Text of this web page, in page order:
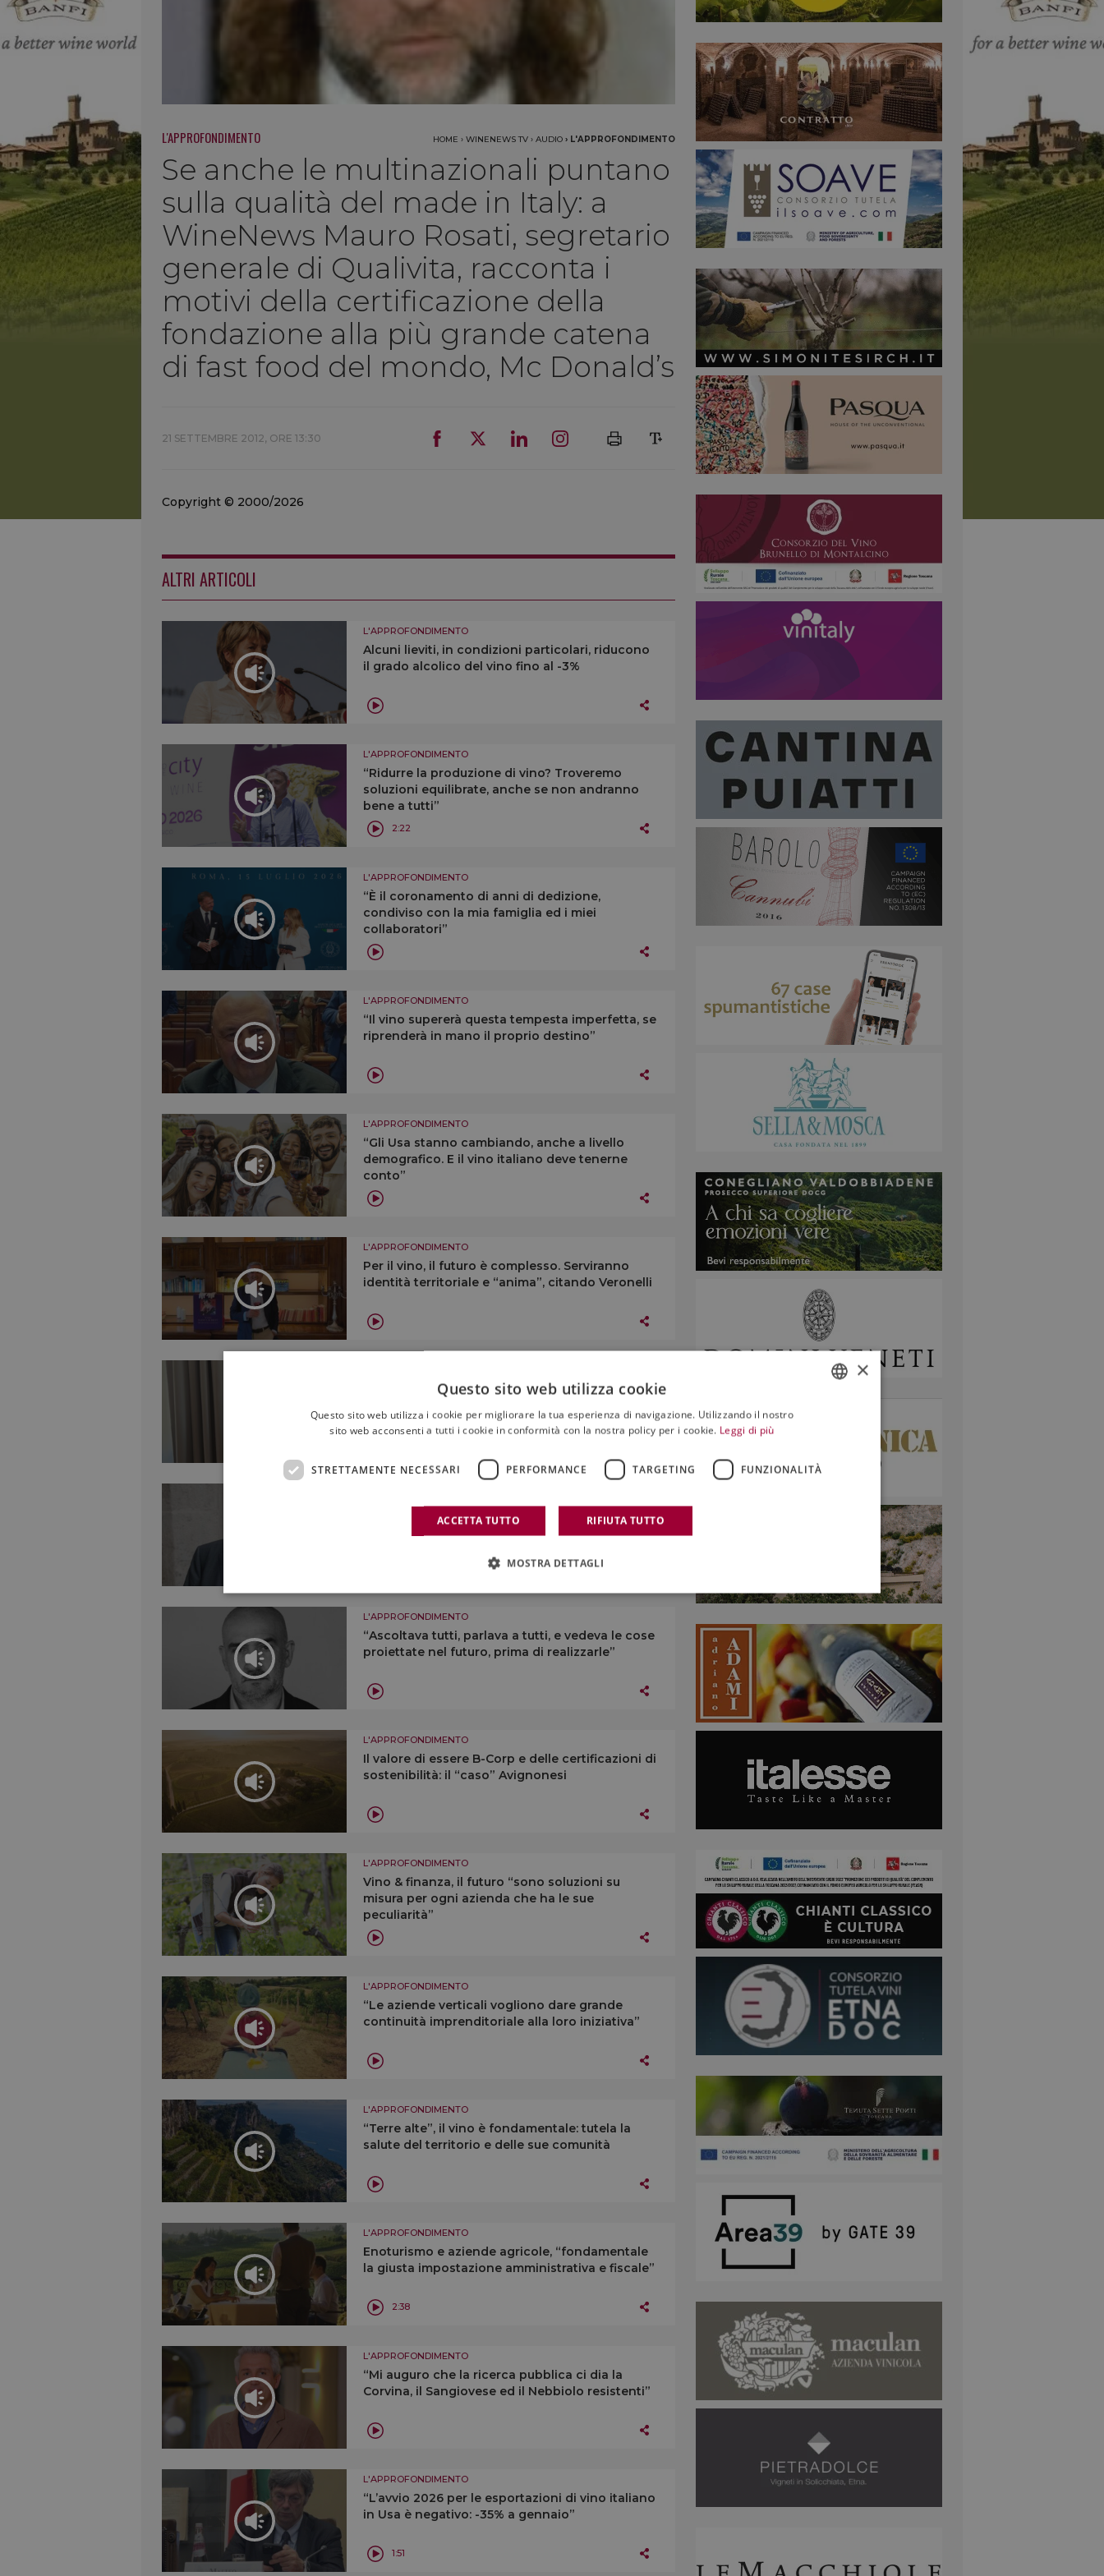
L'APPROFONDIMENTO HOME › WINENEWS TV › AUDIO › L'APPROFONDIMENTO
Se anche le multinazionali puntano
sulla qualità del made in Italy: a
WineNews Mauro Rosati, segretario
generale di Qualivita, racconta i
motivi della certificazione della
fondazione alla più grande catena
di fast food del mondo, Mc Donald’s
21 SETTEMBRE 2012, ORE 13:30
Copyright © 2000/2026
ALTRI ARTICOLI
L'APPROFONDIMENTO
Alcuni lieviti, in condizioni particolari, riducono
il grado alcolico del vino fino al -3%
L'APPROFONDIMENTO
“Ridurre la produzione di vino? Troveremo
soluzioni equilibrate, anche se non andranno
bene a tutti”
2:22
L'APPROFONDIMENTO
“È il coronamento di anni di dedizione,
condiviso con la mia famiglia ed i miei
collaboratori”
L'APPROFONDIMENTO
“Il vino supererà questa tempesta imperfetta, se
riprenderà in mano il proprio destino”
L'APPROFONDIMENTO
“Gli Usa stanno cambiando, anche a livello
demografico. E il vino italiano deve tenerne
conto”
L'APPROFONDIMENTO
Per il vino, il futuro è complesso. Serviranno
identità territoriale e “anima”, citando Veronelli
“Dovremmo cercare di riunire le denominazioni
taglio rese o estirpi, ogni territorio è diverso”
L'APPROFONDIMENTO
“Ascoltava tutti, parlava a tutti, e vedeva le cose
proiettate nel futuro, prima di realizzarle”
L'APPROFONDIMENTO
Il valore di essere B-Corp e delle certificazioni di
sostenibilità: il “caso” Avignonesi
L'APPROFONDIMENTO
Vino & finanza, il futuro “sono soluzioni su
misura per ogni azienda che ha le sue
peculiarità”
L'APPROFONDIMENTO
“Le aziende verticali vogliono dare grande
continuità imprenditoriale alla loro iniziativa”
L'APPROFONDIMENTO
“Terre alte”, il vino è fondamentale: tutela la
salute del territorio e delle sue comunità
L'APPROFONDIMENTO
Enoturismo e aziende agricole, “fondamentale
la giusta impostazione amministrativa e fiscale”
2:38
L'APPROFONDIMENTO
“Mi auguro che la ricerca pubblica ci dia la
Corvina, il Sangiovese ed il Nebbiolo resistenti”
L'APPROFONDIMENTO
“L’avvio 2026 per le esportazioni di vino italiano
in Usa è negativo: -35% a gennaio”
1:51
×
Questo sito web utilizza cookie
Questo sito web utilizza i cookie per migliorare la tua esperienza di navigazione. Utilizzando il nostro
sito web acconsenti a tutti i cookie in conformità con la nostra policy per i cookie. Leggi di più
STRETTAMENTE NECESSARI PERFORMANCE TARGETING FUNZIONALITÀ
ACCETTA TUTTO RIFIUTA TUTTO
MOSTRA DETTAGLI